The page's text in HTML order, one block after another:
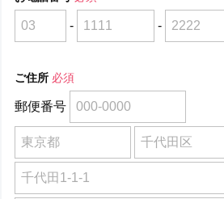
- -
ご住所 必須
郵便番号